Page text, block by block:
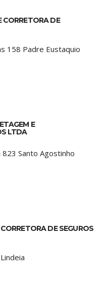
CORRETORA DE
158 Padre Eustaquio
E
LTDA
Santo Agostinho
DE SEGUROS